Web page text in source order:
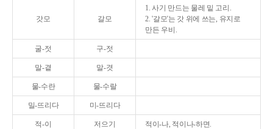
갓모 갈모
1. 사기 만드는 물레 밑 고리.
2. '갈모'는 갓 위에 쓰는, 유지로
만든 우비.
굴-젓 구-젓
말-곁 말-겻
물-수란 물-수랄
밀-뜨리다 미-뜨리다
적-이 저으기 적이-나, 적이나-하면.